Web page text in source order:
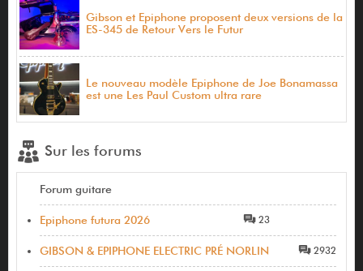
Gibson et Epiphone proposent deux versions de la
ES-345 de Retour Vers le Futur
Le nouveau modèle Epiphone de Joe Bonamassa
est une Les Paul Custom ultra rare
Sur les forums
Forum guitare
Epiphone futura 2026 23
GIBSON & EPIPHONE ELECTRIC PRÉ NORLIN 2932